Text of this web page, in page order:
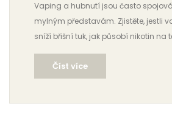
Vaping a hubnutí jsou často
mylným představám. Zjistěte, jestli
sníží břišní tuk, jak působí nikotin na
neexistují zkratky k plochému břichu.
Číst více